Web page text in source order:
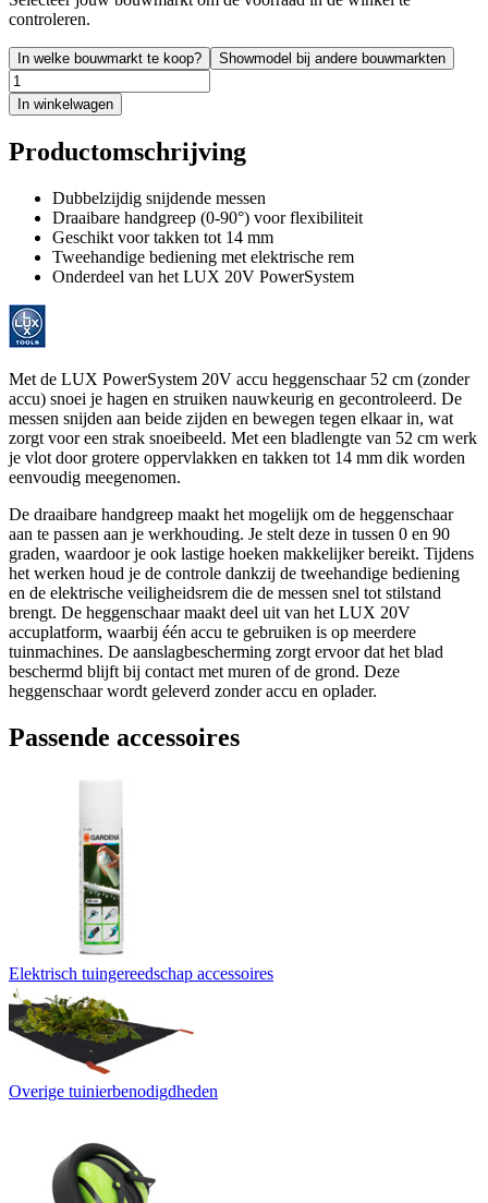
controleren.
In welke bouwmarkt te koop? Showmodel bij andere bouwmarkten
In winkelwagen
Productomschrijving
Dubbelzijdig snijdende messen
Draaibare handgreep (0-90°) voor flexibiliteit
Geschikt voor takken tot 14 mm
Tweehandige bediening met elektrische rem
Onderdeel van het LUX 20V PowerSystem
Met de LUX PowerSystem 20V accu heggenschaar 52 cm (zonder
accu) snoei je hagen en struiken nauwkeurig en gecontroleerd. De
messen snijden aan beide zijden en bewegen tegen elkaar in, wat
zorgt voor een strak snoeibeeld. Met een bladlengte van 52 cm werk
je vlot door grotere oppervlakken en takken tot 14 mm dik worden
eenvoudig meegenomen.
De draaibare handgreep maakt het mogelijk om de heggenschaar
aan te passen aan je werkhouding. Je stelt deze in tussen 0 en 90
graden, waardoor je ook lastige hoeken makkelijker bereikt. Tijdens
het werken houd je de controle dankzij de tweehandige bediening
en de elektrische veiligheidsrem die de messen snel tot stilstand
brengt. De heggenschaar maakt deel uit van het LUX 20V
accuplatform, waarbij één accu te gebruiken is op meerdere
tuinmachines. De aanslagbescherming zorgt ervoor dat het blad
beschermd blijft bij contact met muren of de grond. Deze
heggenschaar wordt geleverd zonder accu en oplader.
Passende accessoires
Elektrisch tuingereedschap accessoires
Overige tuinierbenodigdheden